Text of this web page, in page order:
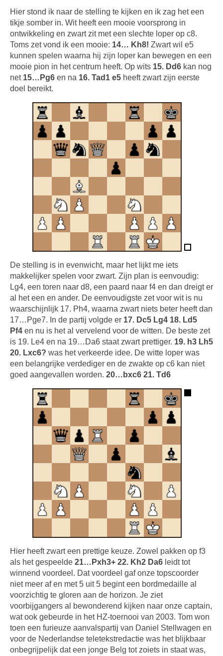
Hier stond ik naar de stelling te kijken en ik zag het een
tikje somber in. Wit heeft een mooie voorsprong in
ontwikkeling en zwart zit met een slechte loper op c8.
Toms zet vond ik een mooie: 14… Kh8! Zwart wil e5
kunnen spelen waarna hij zijn loper kan bewegen en een
mooie pion in het centrum heeft. Op wits 15. Dd6 kan nog
net 15…Pg6 en na 16. Tad1 e5 heeft zwart zijn eerste
doel bereikt.
De stelling is in evenwicht, maar het lijkt me iets
makkelijker spelen voor zwart. Zijn plan is eenvoudig:
Lg4, een toren naar d8, een paard naar f4 en dan dreigt er
al het een en ander. De eenvoudigste zet voor wit is nu
waarschijnlijk 17. Ph4, waarna zwart niets beter heeft dan
17…Pge7. In de partij volgde er 17. Dc5 Lg4 18. Ld5
Pf4 en nu is het al vervelend voor de witten. De beste zet
is 19. Le4 en na 19…Da6 staat zwart prettiger. 19. h3 Lh5
20. Lxc6? was het verkeerde idee. De witte loper was
een belangrijke verdediger en de zwakte op c6 kan niet
goed aangevallen worden. 20…bxc6 21. Td6
Hier heeft zwart een prettige keuze. Zowel pakken op f3
als het gespeelde 21…Pxh3+ 22. Kh2 Da6 leidt tot
winnend voordeel. Dat voordeel gaf onze topscoorder
niet meer af en met 5 uit 5 begint een bordmedaille al
voorzichtig te gloren aan de horizon. Je ziet
voorbijgangers al bewonderend kijken naar onze captain,
wat ook gebeurde in het HZ-toernooi van 2003. Tom won
toen een furieuze aanvalspartij van Daniel Stellwagen en
voor de Nederlandse teletekstredactie was het blijkbaar
onbegrijpelijk dat een jonge Belg tot zoiets in staat was,